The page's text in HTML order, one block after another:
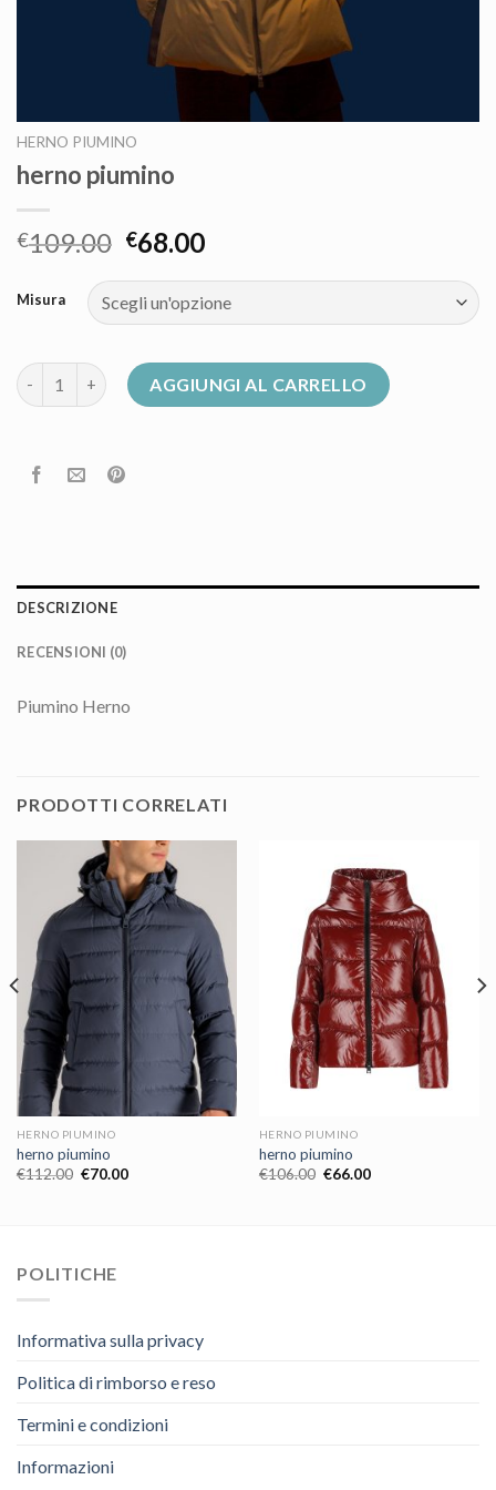
HERNO PIUMINO
herno piumino
€109.00 €68.00
Misura
herno piumino quantitàAGGIUNGI AL CARRELLO
DESCRIZIONE
RECENSIONI (0)
Piumino Herno
PRODOTTI CORRELATI
HERNO PIUMINO
herno piumino
€112.00 €70.00
HERNO PIUMINO
herno piumino
€106.00 €66.00
POLITICHE
Informativa sulla privacy
Politica di rimborso e reso
Termini e condizioni
Informazioni